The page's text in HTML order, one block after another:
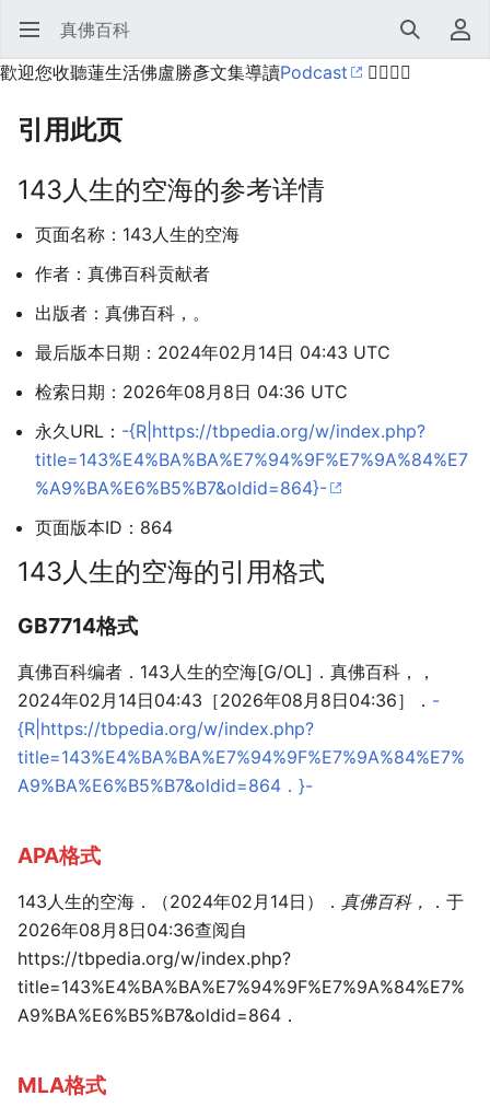
打开主菜单 真佛百科 搜索
用户菜单
歡迎您收聽蓮生活佛盧勝彥文集導讀Podcast 🙋‍♂️🙋‍♀️
引用此页
143人生的空海的参考详情
页面名称：143人生的空海
作者：真佛百科贡献者
出版者：真佛百科，。
最后版本日期：2024年02月14日 04:43 UTC
检索日期：2026年08月8日 04:36 UTC
永久URL： -{R|https://tbpedia.org/w/index.php?
title=143%E4%BA%BA%E7%94%9F%E7%9A%84%E7
%A9%BA%E6%B5%B7&oldid=864}-
页面版本ID：864
143人生的空海的引用格式
GB7714格式
真佛百科编者．143人生的空海[G/OL]．真佛百科，，
2024年02月14日04:43［2026年08月8日04:36］． -
{R|https://tbpedia.org/w/index.php?
title=143%E4%BA%BA%E7%94%9F%E7%9A%84%E7%
A9%BA%E6%B5%B7&oldid=864．}-
APA格式
143人生的空海．（2024年02月14日）． 真佛百科，
．于
2026年08月8日04:36查阅自
https://tbpedia.org/w/index.php?
title=143%E4%BA%BA%E7%94%9F%E7%9A%84%E7%
A9%BA%E6%B5%B7&oldid=864．
MLA格式